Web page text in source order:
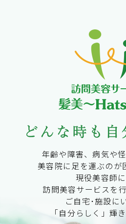
年齢や障害、病気や
美容院に足を運ぶのが
現役美容師
訪問美容サービスを行
ご自宅･施設に
「自分らしく」輝